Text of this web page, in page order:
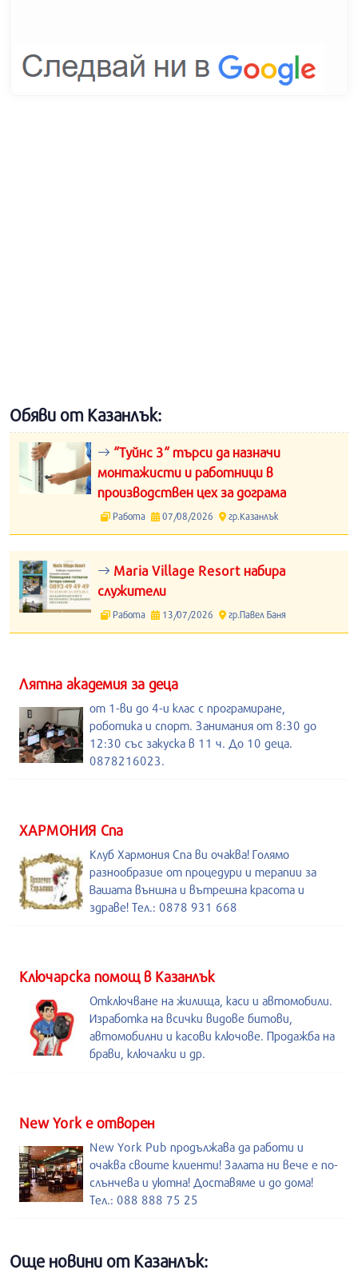
Обяви от Казанлък:
“Туйнс 3“ търси да назначи
монтажисти и работници в
производствен цех за дограма
Работа 07/08/2026 гр.Казанлък
Maria Village Resort набира
служители
Работа 13/07/2026 гр.Павел Баня
Лятна академия за деца
от 1-ви до 4-и клас с програмиране,
роботика и спорт. Занимания от 8:30 до
12:30 със закуска в 11 ч. До 10 деца.
0878216023.
ХАРМОНИЯ Спа
Клуб Хармония Спа ви очаква! Голямо
разнообразие от процедури и терапии за
Вашата външна и вътрешна красота и
здраве! Тел.: 0878 931 668
Kлючарска помощ в Казанлък
Отключване на жилища, каси и автомобили.
Изработка на всички видове битови,
автомобилни и касови ключове. Продажба на
брави, ключалки и др.
New York е отворен
New York Pub продължава да работи и
очаква своите клиенти! Залата ни вече е по-
слънчева и уютна! Доставяме и до дома!
Тел.: 088 888 75 25
Още новини от Казанлък: